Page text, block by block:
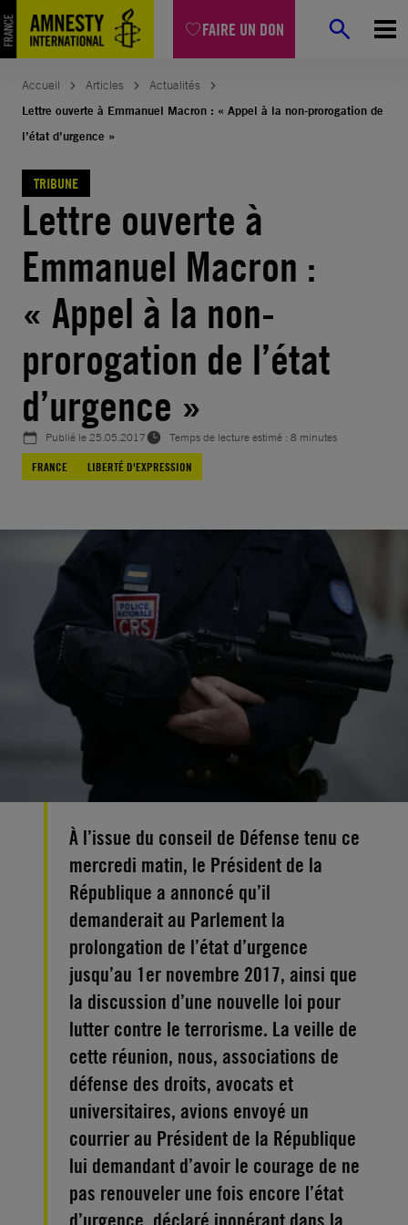
FAIRE UN DON
Aller
au
contenu
Accueil Articles
Actualités
Lettre ouverte à Emmanuel Macron : « Appel à la non-prorogation de
l’état d’urgence »
TRIBUNE
Lettre ouverte à
Emmanuel Macron :
« Appel à la non-
prorogation de l’état
d’urgence »
Publié le25.05.2017
Temps de lecture estimé : 8 minutes
FRANCE
LIBERTÉ D'EXPRESSION
À l’issue du conseil de Défense tenu ce
mercredi matin, le Président de la
République a annoncé qu’il
demanderait au Parlement la
prolongation de l’état d’urgence
jusqu’au 1er novembre 2017, ainsi que
la discussion d’une nouvelle loi pour
lutter contre le terrorisme. La veille de
cette réunion, nous, associations de
défense des droits, avocats et
universitaires, avions envoyé un
courrier au Président de la République
lui demandant d’avoir le courage de ne
pas renouveler une fois encore l’état